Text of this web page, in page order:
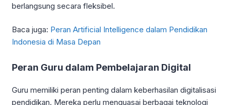
berlangsung secara fleksibel.
Baca juga: Peran Artificial Intelligence dalam Pendidikan
Indonesia di Masa Depan
Peran Guru dalam Pembelajaran Digital
Guru memiliki peran penting dalam keberhasilan digitalisasi
pendidikan. Mereka perlu menguasai berbagai teknologi